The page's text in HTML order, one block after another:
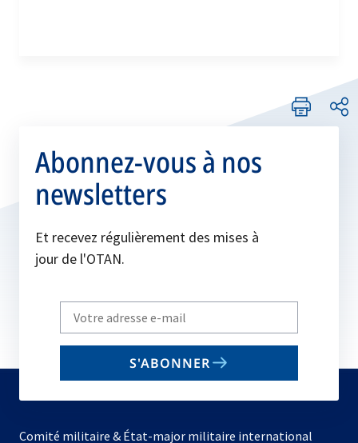
Abonnez-vous à nos
newsletters
Et recevez régulièrement des mises à
jour de l'OTAN.
Write
your
email
S'ABONNER
Comité militaire & État-major militaire international